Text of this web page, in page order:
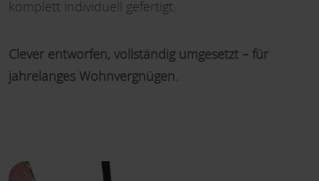
komplett individuell gefertigt.
Clever entworfen, vollständig umgesetzt – für
jahrelanges Wohnvergnügen.